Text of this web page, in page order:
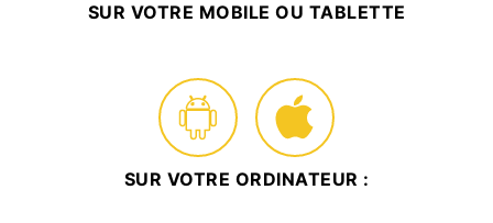
SUR VOTRE MOBILE OU TABLETTE
SUR VOTRE ORDINATEUR :